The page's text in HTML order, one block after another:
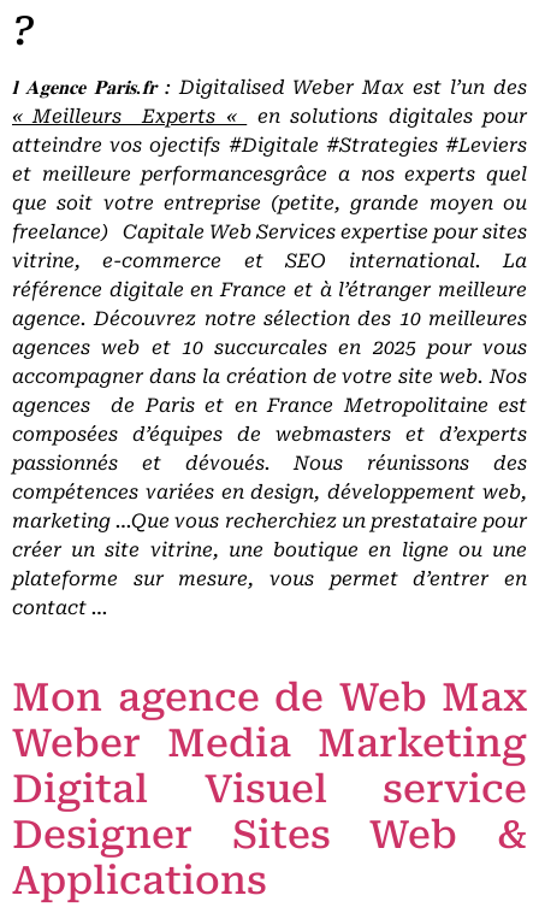
?
𝐥 𝐀𝐠𝐞𝐧𝐜𝐞 𝐏𝐚𝐫𝐢𝐬.𝐟𝐫 : Digitalised Weber Max est l’un des
« Meilleurs Experts «
en solutions digitales pour
atteindre vos ojectifs #Digitale #Strategies #Leviers
et meilleure performancesgrâce a nos experts quel
que soit votre entreprise (petite, grande moyen ou
freelance)
Capitale Web Services expertise pour sites
vitrine, e-commerce et SEO international. La
référence digitale en France et à l’étranger meilleure
agence. Découvrez notre sélection des 10 meilleures
agences web et 10 succurcales en 2025 pour vous
accompagner dans la création de votre site web. Nos
agences de Paris et en France Metropolitaine est
composées d’équipes de webmasters et d’experts
passionnés et dévoués. Nous réunissons des
compétences variées en design, développement web,
marketing …Que vous recherchiez un prestataire pour
créer un site vitrine, une boutique en ligne ou une
plateforme sur mesure, vous permet d’entrer en
contact …
Mon agence de Web Max
Weber Media Marketing
Digital Visuel service
Designer Sites Web &
Applications